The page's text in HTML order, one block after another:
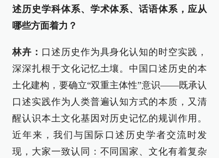
述历史学科体系、学术体系、话语体系，应从
哪些方面着力？
林卉： 口述历史作为具身化认知的时空实践，
深深扎根于文化记忆土壤。中国口述历史的本
土化建构，要确立“双重主体性”意识——既承认
口述实践作为人类普遍认知方式的本质，又清
醒认识本土文化基因对历史记忆的规训作用。
近年来，我们与国际口述历史学者交流时发
现，大家一致认同：不同国家、文化有着复杂